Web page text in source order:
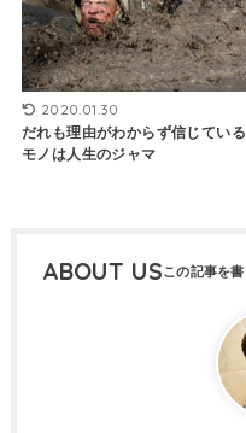
2020.01.30
だれも理由がわからず信じている
モノは人生のジャマ
ABOUT US